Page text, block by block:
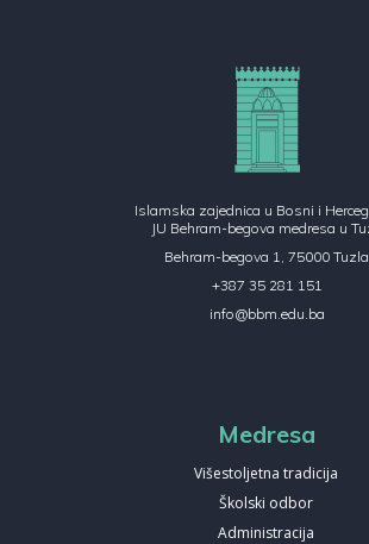
Islamska zajednica u Bosni i
JU Behram-begova medresa u
Behram-begova 1, 75000 Tuzla
+387 35 281 151
info@bbm.edu.ba
Medresa
Višestoljetna tradicija
Školski odbor
Administracija